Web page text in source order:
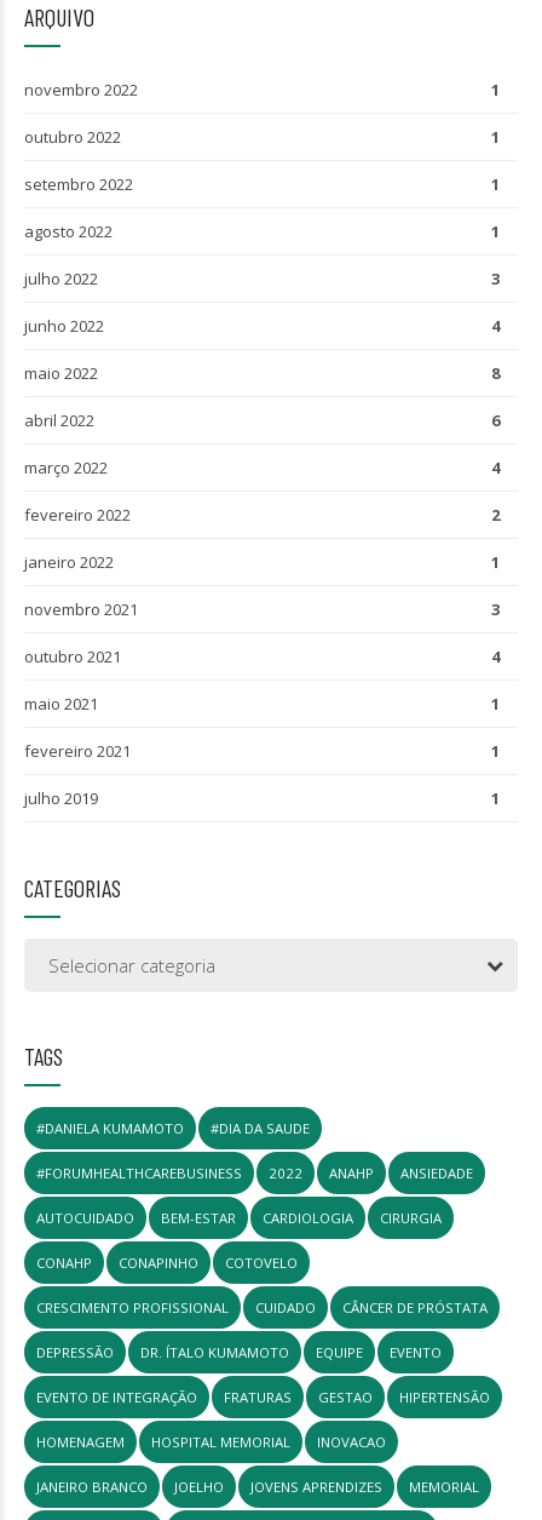
ARQUIVO
novembro 2022 1
outubro 2022 1
setembro 2022 1
agosto 2022 1
julho 2022 3
junho 2022 4
maio 2022 8
abril 2022 6
março 2022 4
fevereiro 2022 2
janeiro 2022 1
novembro 2021 3
outubro 2021 4
maio 2021 1
fevereiro 2021 1
julho 2019 1
CATEGORIAS
Selecionar categoria
TAGS
#DANIELA KUMAMOTO #DIA DA SAUDE
#FORUMHEALTHCAREBUSINESS 2022 ANAHP ANSIEDADE
AUTOCUIDADO BEM-ESTAR CARDIOLOGIA CIRURGIA
CONAHP CONAPINHO COTOVELO
CRESCIMENTO PROFISSIONAL CUIDADO CÂNCER DE PRÓSTATA
DEPRESSÃO DR. ÍTALO KUMAMOTO EQUIPE EVENTO
EVENTO DE INTEGRAÇÃO FRATURAS GESTAO HIPERTENSÃO
HOMENAGEM HOSPITAL MEMORIAL INOVACAO
JANEIRO BRANCO JOELHO JOVENS APRENDIZES MEMORIAL